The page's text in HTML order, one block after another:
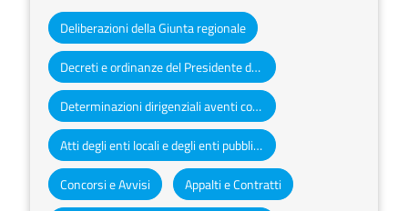
Deliberazioni della Giunta regionale
Decreti e ordinanze del Presidente della Giunta regionale
Determinazioni dirigenziali aventi contenuto di interesse generale
Atti degli enti locali e degli enti pubblici e privati
Concorsi e Avvisi Appalti e Contratti